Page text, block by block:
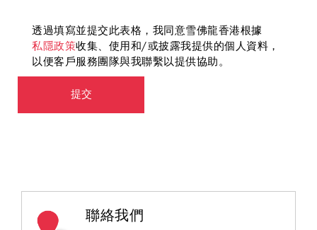
透過填寫並提交此表格，我同意雪佛龍香港根據
私隱政策收集、使用和/或披露我提供的個人資料，
以便客戶服務團隊與我聯繫以提供協助。
提交
聯絡我們